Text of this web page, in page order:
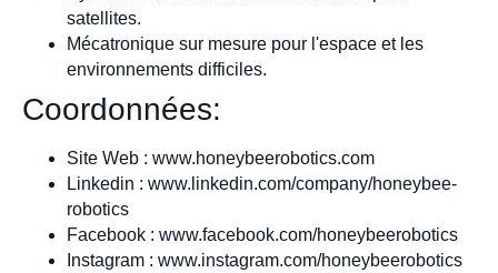
satellites.
Mécatronique sur mesure pour l'espace et les
environnements difficiles.
Coordonnées:
Site Web : www.honeybeerobotics.com
Linkedin : www.linkedin.com/company/honeybee-
robotics
Facebook : www.facebook.com/honeybeerobotics
Instagram : www.instagram.com/honeybeerobotics